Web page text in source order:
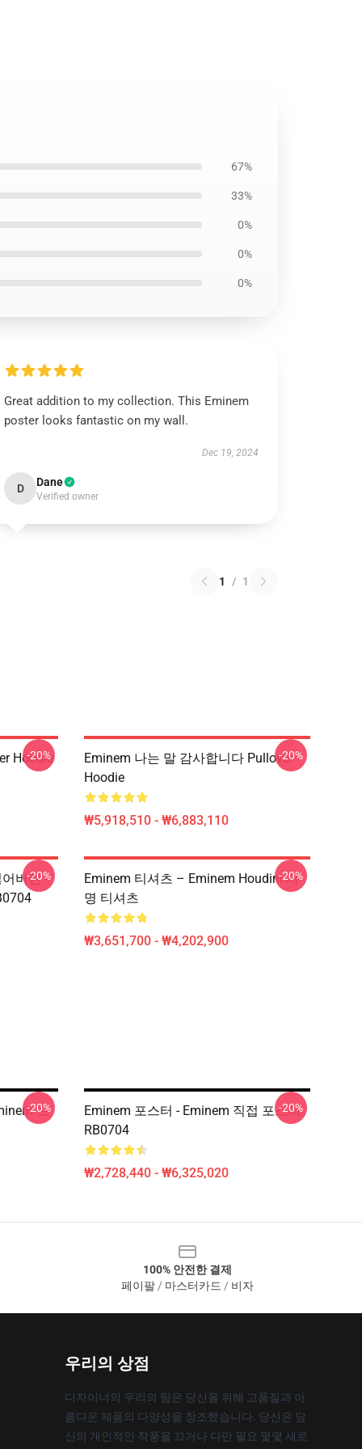
67%
33%
0%
0%
0%
Great addition to my collection. This Eminem
poster looks fantastic on my wall.
Dec 19, 2024
D Dane
Verified owner
1 / 1
Hoodie
-20%
Eminem 나는 말 감사합니다 Pullover
Hoodie
₩5,918,510 - ₩6,883,110
-20%
버린 -
-20%
Eminem 티셔츠 – Eminem Houdini 서
명 티셔츠
₩3,651,700 - ₩4,202,900
-20%
포
-20%
Eminem 포스터 - Eminem 직접 포스터
RB0704
₩2,728,440 - ₩6,325,020
-20%
100% 안전한 결제
페이팔 / 마스터카드 / 비자
우리의 상점
디자이너의 우리의 팀은 당신을 위해 고품질과 아
름다운 제품의 다양성을 창조했습니다. 당신은 당
신의 개인적인 작풍을 끄거나 다만 필요 몇몇 새로